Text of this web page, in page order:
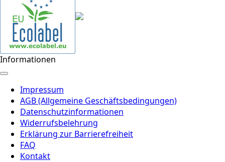
Informationen
Impressum
AGB (Allgemeine Geschäftsbedingungen)
Datenschutzinformationen
Widerrufsbelehrung
Erklärung zur Barrierefreiheit
FAQ
Kontakt